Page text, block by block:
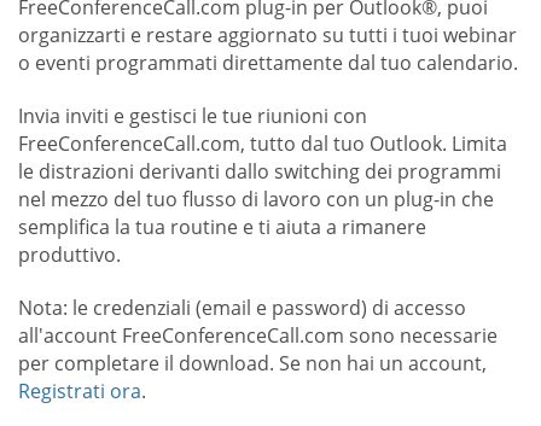
FreeConferenceCall.com plug-in per Outlook®, puoi
organizzarti e restare aggiornato su tutti i tuoi webinar
o eventi programmati direttamente dal tuo calendario.
Invia inviti e gestisci le tue riunioni con
FreeConferenceCall.com, tutto dal tuo Outlook. Limita
le distrazioni derivanti dallo switching dei programmi
nel mezzo del tuo flusso di lavoro con un plug-in che
semplifica la tua routine e ti aiuta a rimanere
produttivo.
Nota: le credenziali (email e password) di accesso
all'account FreeConferenceCall.com sono necessarie
per completare il download. Se non hai un account,
Registrati ora.